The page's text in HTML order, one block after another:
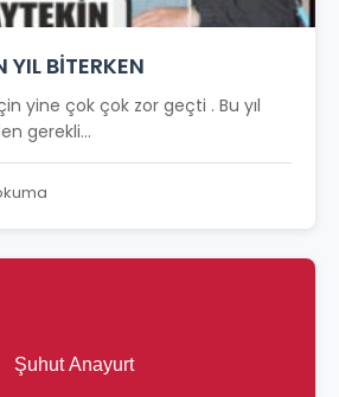
YIL BİTERKEN
yine çok çok zor geçti . Bu yıl
gerekli...